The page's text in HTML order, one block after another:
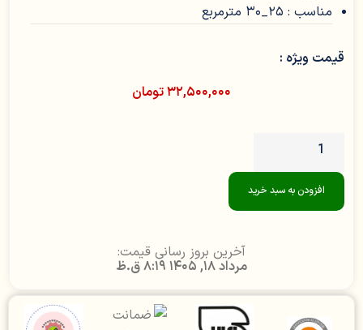
مناسب : 25_30 مترمربع
قیمت ویژه :
۳۲,۵۰۰,۰۰۰تومان
افزودن به سبد خرید
آخرین بروز رسانی قیمت:
مرداد 18, 1405 8:19 ق.ظ